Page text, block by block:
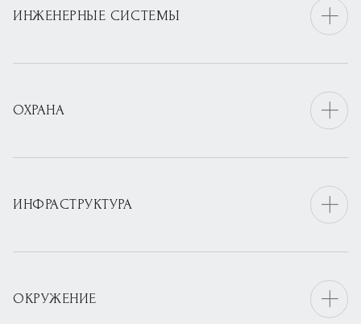
ИНЖЕНЕРНЫЕ СИСТЕМЫ
ОХРАНА
ИНФРАСТРУКТУРА
ОКРУЖЕНИЕ